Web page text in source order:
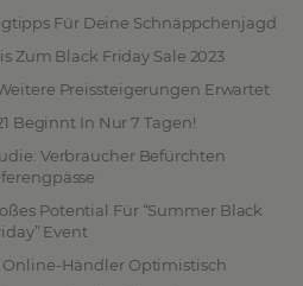
Für Deine Schnäppchenjagd
Zum Black Friday Sale 2023
Preissteigerungen Erwartet
Beginnt In Nur 7 Tagen!
Verbraucher Befürchten
Potential Für “Summer Black
Event
Online-Händler Optimistisch